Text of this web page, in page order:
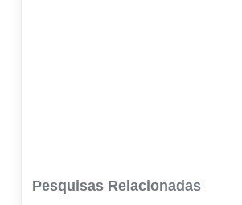
Pesquisas Relacionadas